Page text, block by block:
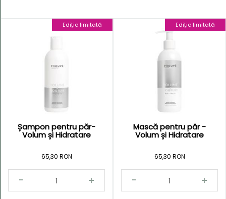
Ediție limitată
Șampon pentru păr-
Volum și Hidratare
65,30 RON
Ediție limitată
Mască pentru păr -
Volum și Hidratare
65,30 RON
Kategorie